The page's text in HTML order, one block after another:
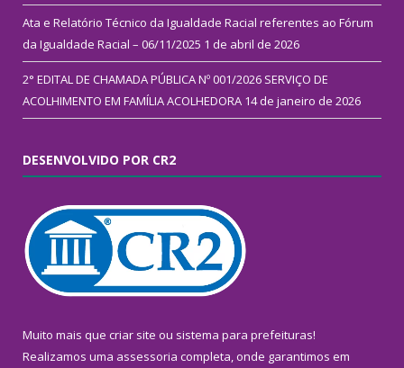
Ata e Relatório Técnico da Igualdade Racial referentes ao Fórum
da Igualdade Racial – 06/11/2025 1 de abril de 2026
2° EDITAL DE CHAMADA PÚBLICA Nº 001/2026 SERVIÇO DE
ACOLHIMENTO EM FAMÍLIA ACOLHEDORA 14 de janeiro de 2026
DESENVOLVIDO POR CR2
Muito mais que criar site ou sistema para prefeituras!
Realizamos uma assessoria completa, onde garantimos em